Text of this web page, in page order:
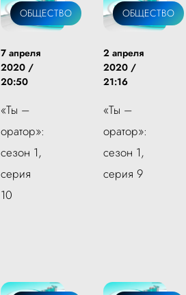
ОБЩЕСТВО
7 апреля
2020 /
20:50
«Ты –
оратор»:
сезон 1,
серия
10
ОБЩЕСТВО
2 апреля
2020 /
21:16
«Ты –
оратор»:
сезон 1,
серия 9